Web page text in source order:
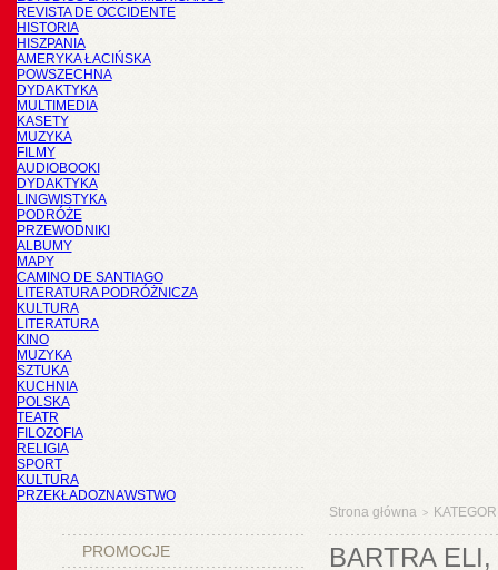
REVISTA DE OCCIDENTE
HISTORIA
HISZPANIA
AMERYKA ŁACIŃSKA
POWSZECHNA
DYDAKTYKA
MULTIMEDIA
KASETY
MUZYKA
FILMY
AUDIOBOOKI
DYDAKTYKA
LINGWISTYKA
PODRÓŻE
PRZEWODNIKI
ALBUMY
MAPY
CAMINO DE SANTIAGO
LITERATURA PODRÓŻNICZA
KULTURA
LITERATURA
KINO
MUZYKA
SZTUKA
KUCHNIA
POLSKA
TEATR
FILOZOFIA
RELIGIA
SPORT
KULTURA
PRZEKŁADOZNAWSTWO
PROMOCJE
Strona główna >
BARTRA